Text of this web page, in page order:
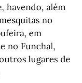
havendo, além
no
em
no Funchal,
lugares de